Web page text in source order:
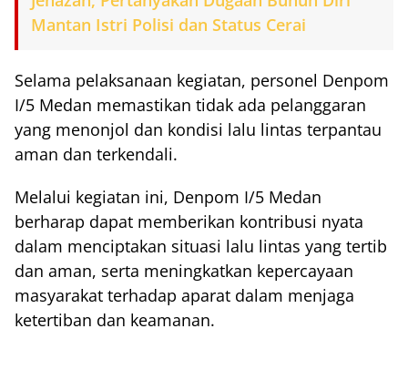
Mantan Istri Polisi dan Status Cerai
Selama pelaksanaan kegiatan, personel Denpom
I/5 Medan memastikan tidak ada pelanggaran
yang menonjol dan kondisi lalu lintas terpantau
aman dan terkendali.
Melalui kegiatan ini, Denpom I/5 Medan
berharap dapat memberikan kontribusi nyata
dalam menciptakan situasi lalu lintas yang tertib
dan aman, serta meningkatkan kepercayaan
masyarakat terhadap aparat dalam menjaga
ketertiban dan keamanan.